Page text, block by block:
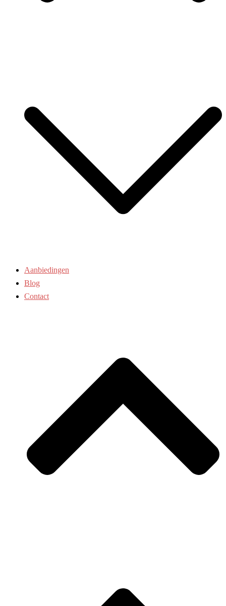
Aanbiedingen
Blog
Contact